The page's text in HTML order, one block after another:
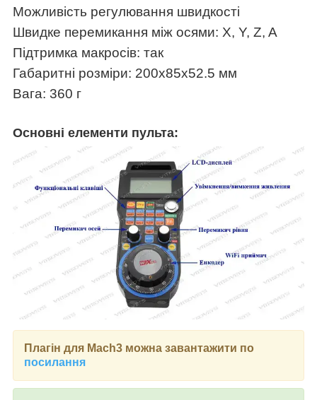
Можливість регулювання швидкості
Швидке перемикання між осями: X, Y, Z, A
Підтримка макросів: так
Габаритні розміри: 200х85х52.5 мм
Вага: 360 г
Основні елементи пульта:
Плагін для Mach3 можна завантажити по
посилання